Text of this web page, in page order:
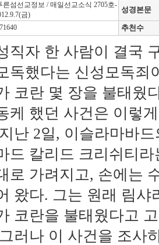
른섬선교정보 / 매일선교소식 2705호-
금)
성경본문
추천수
직자 한 사람이 결국
독했다는 신성모독죄
코란 몇 장을 불태웠
케 했던 사건은 이렇
난 2일, 이슬라마바
드 칼리드 크리쉬티
로 가려지고, 손에는
왔다. 그는 원래 림샤
코란을 불태웠다고
러나 이 사건을 조사